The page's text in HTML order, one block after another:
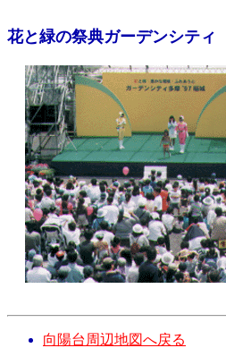
花と緑の祭典ガーデンシティ
向陽台周辺地図へ戻る